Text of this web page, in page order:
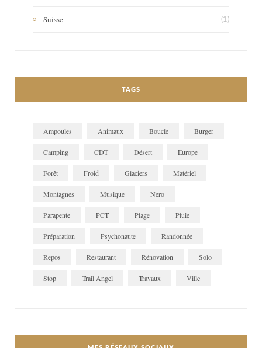
Suisse (1)
TAGS
Ampoules Animaux Boucle Burger
Camping CDT Désert Europe
Forêt Froid Glaciers Matériel
Montagnes Musique Nero
Parapente PCT Plage Pluie
Préparation Psychonaute Randonnée
Repos Restaurant Rénovation Solo
Stop Trail Angel Travaux Ville